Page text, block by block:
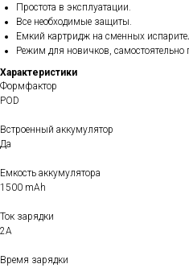
Простота в эксплуатации.
Все необходимые защиты.
Емкий картридж на сменных
Режим для новичков,
Характеристики
Формфактор
POD
Встроенный аккумулятор
Да
Емкость аккумулятора
1500 mAh
Ток зарядки
2А
Время зарядки